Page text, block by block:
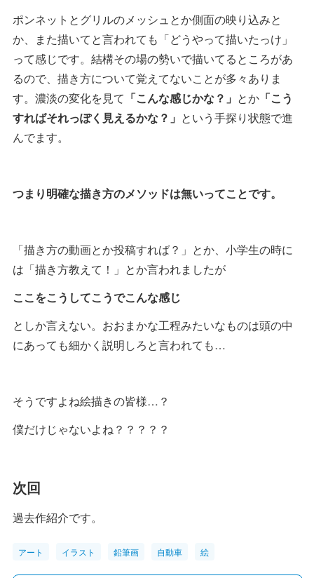
ポンネットとグリルのメッシュとか側面の映り込みと
か、また描いてと言われても「どうやって描いたっけ」
って感じです。結構その場の勢いで描いてるところがあ
るので、描き方について覚えてないことが多々ありま
す。濃淡の変化を見て 「こんな感じかな？」 とか 「こう
すればそれっぽく見えるかな？」 という手探り状態で進
んでます。
つまり明確な描き方のメソッドは無いってことです。
「描き方の動画とか投稿すれば？」とか、小学生の時に
は「描き方教えて！」とか言われましたが
ここをこうしてこうでこんな感じ
としか言えない。おおまかな工程みたいなものは頭の中
にあっても細かく説明しろと言われても…
そうですよね絵描きの皆様…？
僕だけじゃないよね？？？？？
次回
過去作紹介です。
アート イラスト 鉛筆画 自動車 絵